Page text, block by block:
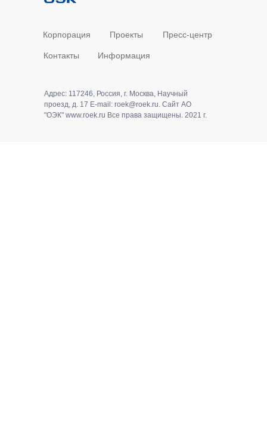
Корпорация Пресс-центр
Контакты Информация
Проекты
Адрес: 117246, Россия, г. Москва, Научный
проезд, д. 17 E-mail: roek@roek.ru. Сайт АО
"ОЭК" www.roek.ru Все права защищены. 2021 г.